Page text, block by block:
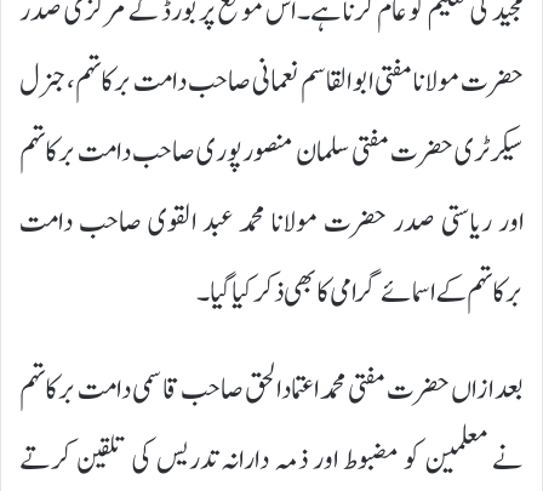
مجید کی تعلیم کو عام کرنا ہے۔ اس موقع پر بورڈ کے مرکزی صدر
حضرت مولانا مفتی ابو القاسم نعمانی صاحب دامت برکاتہم، جنرل
سیکرٹری حضرت مفتی سلمان منصورپوری صاحب دامت برکاتہم
اور ریاستی صدر حضرت مولانا محمد عبد القوی صاحب دامت
برکاتہم کے اسمائے گرامی کا بھی ذکر کیا گیا۔
بعد ازاں حضرت مفتی محمد اعتماد الحق صاحب قاسمی دامت برکاتہم
نے معلمین کو مضبوط اور ذمہ دارانہ تدریس کی تلقین کرتے